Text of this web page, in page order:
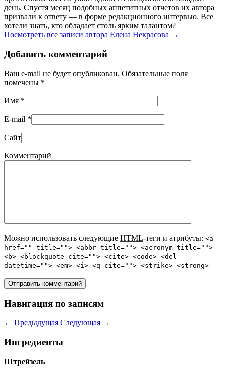
день. Спустя месяц подобных аппетитных отчетов их автора
призвали к ответу — в форме редакционного интервью. Все
хотели знать, кто обладает столь ярким талантом?
Посмотреть все записи автора Елена Некрасова →
Добавить комментарий
Ваш e-mail не будет опубликован. Обязательные поля
помечены *
Имя *
E-mail *
Сайт
Комментарий
Можно использовать следующие HTML-теги и атрибуты: <a
href="" title=""> <abbr title=""> <acronym title="">
<b> <blockquote cite=""> <cite> <code> <del
datetime=""> <em> <i> <q cite=""> <strike> <strong>
Навигация по записям
← Предыдущая Следующая →
Ингредиенты
Штрейзель